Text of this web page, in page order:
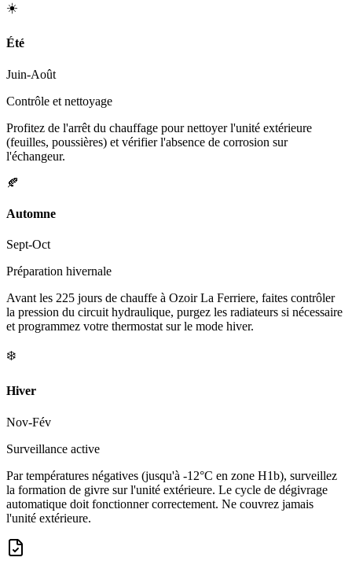
☀️
Été
Juin-Août
Contrôle et nettoyage
Profitez de l'arrêt du chauffage pour nettoyer l'unité extérieure
(feuilles, poussières) et vérifier l'absence de corrosion sur
l'échangeur.
🍂
Automne
Sept-Oct
Préparation hivernale
Avant les 225 jours de chauffe à Ozoir La Ferriere, faites contrôler
la pression du circuit hydraulique, purgez les radiateurs si nécessaire
et programmez votre thermostat sur le mode hiver.
❄️
Hiver
Nov-Fév
Surveillance active
Par températures négatives (jusqu'à -12°C en zone H1b), surveillez
la formation de givre sur l'unité extérieure. Le cycle de dégivrage
automatique doit fonctionner correctement. Ne couvrez jamais
l'unité extérieure.